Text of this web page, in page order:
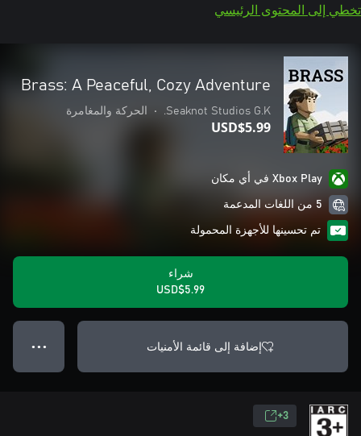
تخطي إلى المحتوى الرئيسي
Brass: A Peaceful, Cozy Adventure
Seaknot Studios G.K.
• الحركة والمغامرة
USD$5.99
Xbox Play في أي مكان
5 من اللغات المدعمة
تم تحسينها للأجهزة المحمولة
شراء
USD$5.99
إضافة إلى قائمة الأمنيات ● ● ●
3+